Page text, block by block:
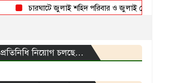
চারঘাটে জুলাই শহিদ পরিবার ও জুলাই যোদ্ধাদের সংবর্ধনা
প্রতিনিধি নিয়োগ চলছে…